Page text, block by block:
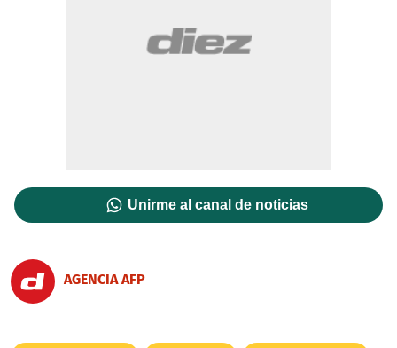
Unirme al canal de noticias
AGENCIA AFP